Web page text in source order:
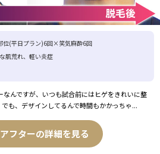
位(平日プラン)6回×笑気麻酔6回
肌荒れ、軽い炎症
んですが、いつも試合前にはヒゲをきれいに整
も、デザインしてるんで時間もかかっちゃ...
フターの詳細を見る